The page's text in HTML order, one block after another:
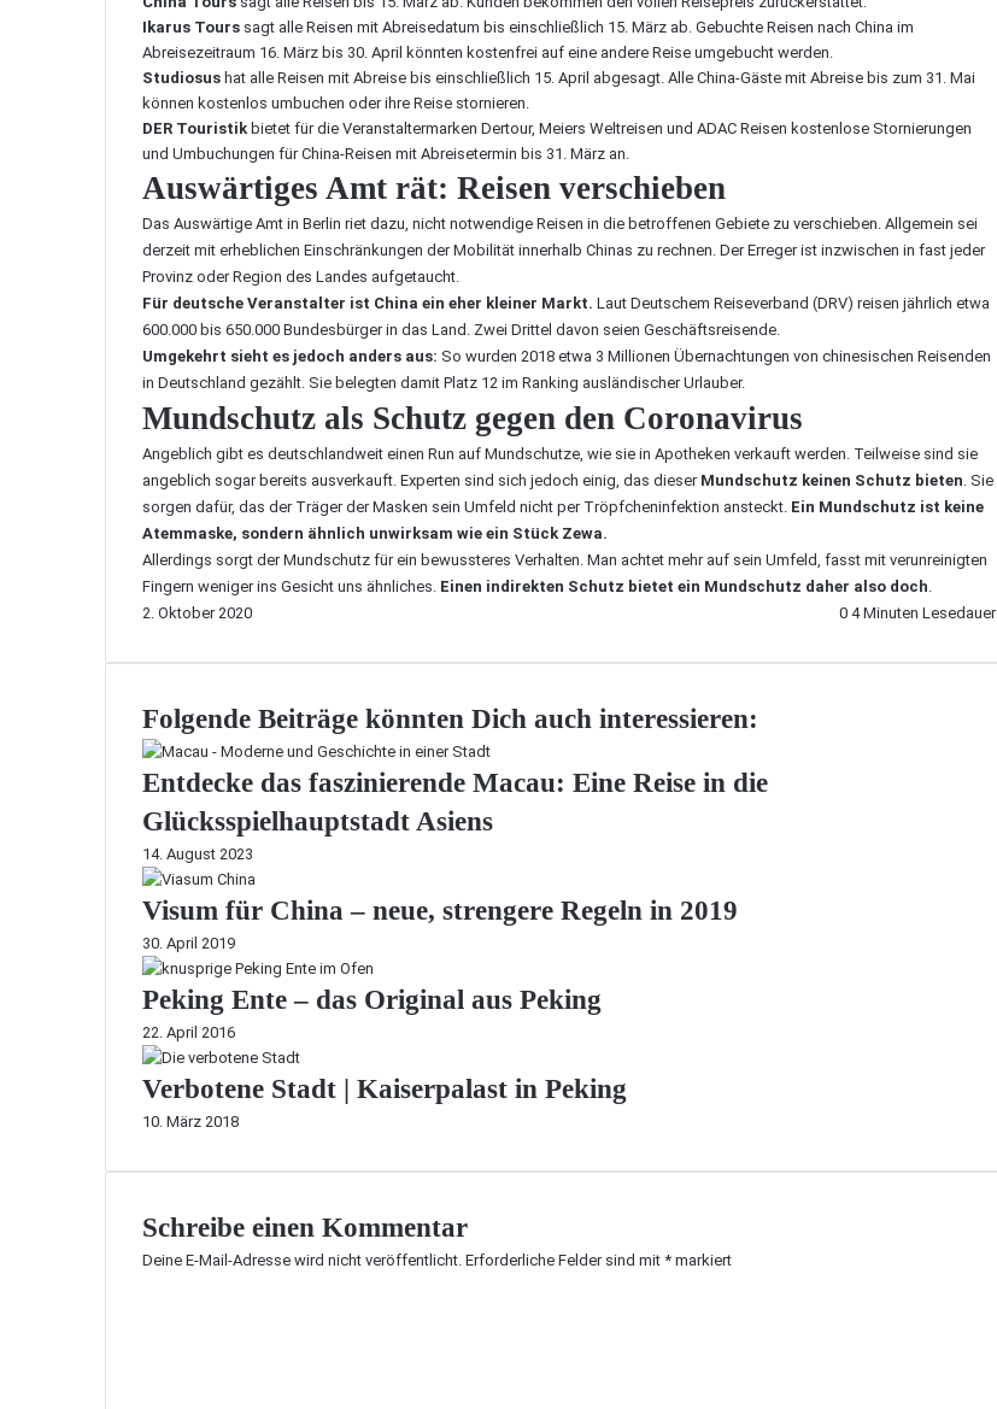
Ikarus Tours sagt alle Reisen mit Abreisedatum bis einschließlich 15. März ab. Gebuchte Reisen nach China im
Abreisezeitraum 16. März bis 30. April könnten kostenfrei auf eine andere Reise umgebucht werden.
Studiosus hat alle Reisen mit Abreise bis einschließlich 15. April abgesagt. Alle China-Gäste mit Abreise bis zum 31. Mai
können kostenlos umbuchen oder ihre Reise stornieren.
DER Touristik bietet für die Veranstaltermarken Dertour, Meiers Weltreisen und ADAC Reisen kostenlose Stornierungen
und Umbuchungen für China-Reisen mit Abreisetermin bis 31. März an.
Auswärtiges Amt rät: Reisen verschieben
Das Auswärtige Amt in Berlin riet dazu, nicht notwendige Reisen in die betroffenen Gebiete zu verschieben. Allgemein sei
derzeit mit erheblichen Einschränkungen der Mobilität innerhalb Chinas zu rechnen. Der Erreger ist inzwischen in fast jeder
Provinz oder Region des Landes aufgetaucht.
Für deutsche Veranstalter ist China ein eher kleiner Markt. Laut Deutschem Reiseverband (DRV) reisen jährlich etwa
600.000 bis 650.000 Bundesbürger in das Land. Zwei Drittel davon seien Geschäftsreisende.
Umgekehrt sieht es jedoch anders aus: So wurden 2018 etwa 3 Millionen Übernachtungen von chinesischen Reisenden
in Deutschland gezählt. Sie belegten damit Platz 12 im Ranking ausländischer Urlauber.
Mundschutz als Schutz gegen den Coronavirus
Angeblich gibt es deutschlandweit einen Run auf Mundschutze, wie sie in Apotheken verkauft werden. Teilweise sind sie
angeblich sogar bereits ausverkauft. Experten sind sich jedoch einig, das dieser Mundschutz keinen Schutz bieten . Sie
sorgen dafür, das der Träger der Masken sein Umfeld nicht per Tröpfcheninfektion ansteckt. Ein Mundschutz ist keine
Atemmaske, sondern ähnlich unwirksam wie ein Stück Zewa.
Allerdings sorgt der Mundschutz für ein bewussteres Verhalten. Man achtet mehr auf sein Umfeld, fasst mit verunreinigten
Fingern weniger ins Gesicht uns ähnliches. Einen indirekten Schutz bietet ein Mundschutz daher also doch
2. Oktober 2020
0 4 Minuten Lesedauer
Folgende Beiträge könnten Dich auch interessieren:
Entdecke das faszinierende Macau: Eine Reise in die
Glücksspielhauptstadt Asiens
14. August 2023
Visum für China – neue, strengere Regeln in 2019
30. April 2019
Peking Ente – das Original aus Peking
22. April 2016
Verbotene Stadt | Kaiserpalast in Peking
10. März 2018
Schreibe einen Kommentar
Deine E-Mail-Adresse wird nicht veröffentlicht. Erforderliche Felder sind mit * markiert